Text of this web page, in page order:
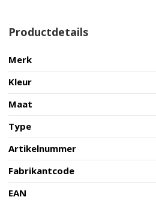
Productdetails
Merk
Kleur
Maat
Type
Artikelnummer
Fabrikantcode
EAN